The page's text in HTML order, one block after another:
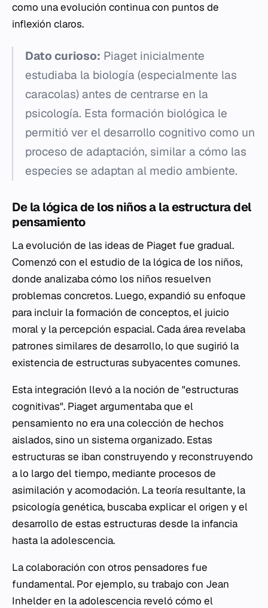
como una evolución continua con puntos de
inflexión claros.
Dato curioso: Piaget inicialmente
estudiaba la biología (especialmente las
caracolas) antes de centrarse en la
psicología. Esta formación biológica le
permitió ver el desarrollo cognitivo como un
proceso de adaptación, similar a cómo las
especies se adaptan al medio ambiente.
De la lógica de los niños a la estructura del
pensamiento
La evolución de las ideas de Piaget fue gradual.
Comenzó con el estudio de la lógica de los niños,
donde analizaba cómo los niños resuelven
problemas concretos. Luego, expandió su enfoque
para incluir la formación de conceptos, el juicio
moral y la percepción espacial. Cada área revelaba
patrones similares de desarrollo, lo que sugirió la
existencia de estructuras subyacentes comunes.
Esta integración llevó a la noción de "estructuras
cognitivas". Piaget argumentaba que el
pensamiento no era una colección de hechos
aislados, sino un sistema organizado. Estas
estructuras se iban construyendo y reconstruyendo
a lo largo del tiempo, mediante procesos de
asimilación y acomodación. La teoría resultante, la
psicología genética, buscaba explicar el origen y el
desarrollo de estas estructuras desde la infancia
hasta la adolescencia.
La colaboración con otros pensadores fue
fundamental. Por ejemplo, su trabajo con Jean
Inhelder en la adolescencia reveló cómo el